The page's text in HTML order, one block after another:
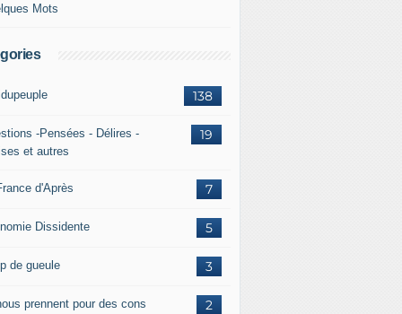
Mots
138
19
-Pensées - Délires -
et autres
7
d'Après
5
Dissidente
3
de gueule
2
prennent pour des cons